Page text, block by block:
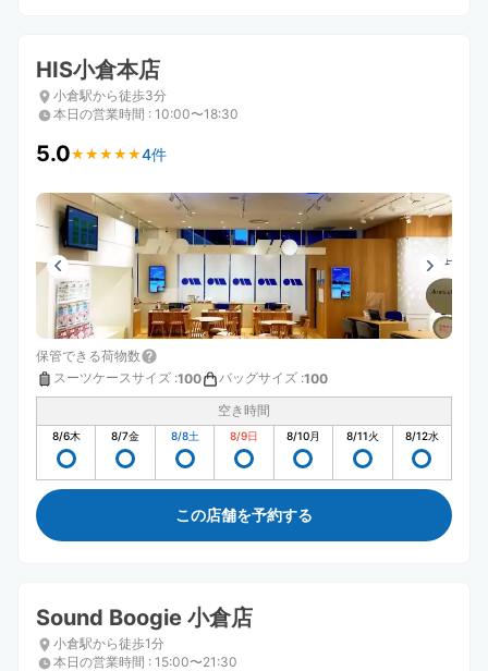
HIS小倉本店
小倉駅から徒歩3分
本日の営業時間 : 10:00〜18:30
5.0★ ★ ★ ★ ★
★ ★ ★ ★ ★4件
保管できる荷物数
スーツケースサイズ :100 バッグサイズ :100
空き時間
8/6木 8/7金 8/8土 8/9日 8/10月 8/11火 8/12水
この店舗を予約する
Sound Boogie 小倉店
小倉駅から徒歩1分
本日の営業時間 : 15:00〜21:30